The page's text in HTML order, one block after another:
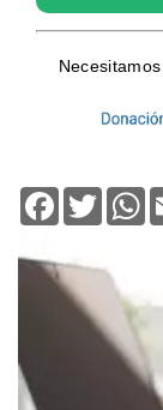
Facebook
Twitter